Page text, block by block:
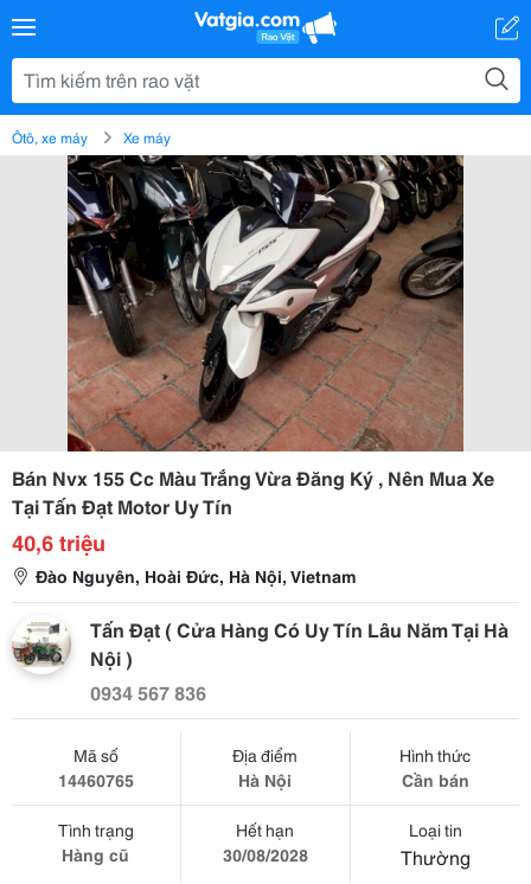
Ôtô, xe máy Xe máy
Bán Nvx 155 Cc Màu Trắng Vừa Đăng Ký , Nên Mua Xe
Tại Tấn Đạt Motor Uy Tín
40,6 triệu
Đào Nguyên, Hoài Đức, Hà Nội, Vietnam
Tấn Đạt ( Cửa Hàng Có Uy Tín Lâu Năm Tại Hà
Nội )
0934 567 836
Mã số
14460765
Địa điểm
Hà Nội
Hình thức
Cần bán
Tình trạng
Hàng cũ
Hết hạn
30/08/2028
Loại tin
Thường